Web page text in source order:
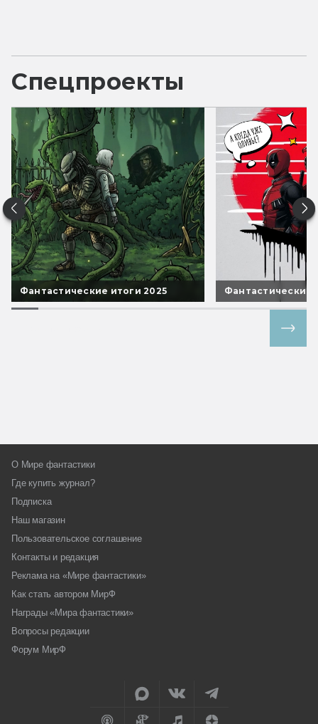
Спецпроекты
Фантастические итоги 2025 Фантастические
О Мире фантастики
Где купить журнал?
Подписка
Наш магазин
Пользовательское соглашение
Контакты и редакция
Реклама на «Мире фантастики»
Как стать автором МирФ
Награды «Мира фантастики»
Вопросы редакции
Форум МирФ